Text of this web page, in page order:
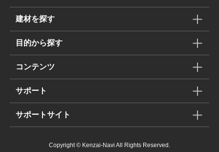
建材を探す
目的から探す
コンテンツ
サポート
サポートサイト
Copyright © Kenzai-Navi All Rights Reserved.